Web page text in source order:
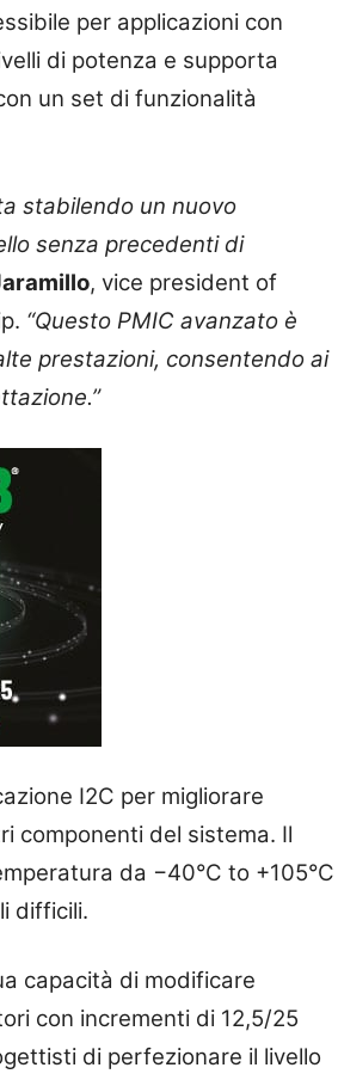
per applicazioni con
di potenza e supporta
un set di funzionalità
stabilendo un nuovo
senza precedenti di
, vice president of
“Questo PMIC avanzato è
prestazioni, consentendo ai
I2C per migliorare
componenti del sistema. Il
da −40°C to +105°C
difficili.
capacità di modificare
con incrementi di 12,5/25
di perfezionare il livello